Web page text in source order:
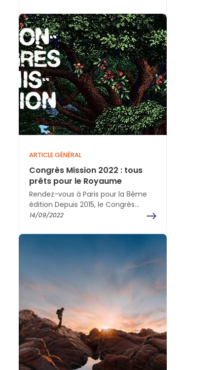
ARTICLE GÉNÉRAL
Congrès Mission 2022 : tous
prêts pour le Royaume
Rendez-vous à Paris pour la 8ème
édition Depuis 2015, le Congrès
Mission rassemble des milliers de
14/09/2022